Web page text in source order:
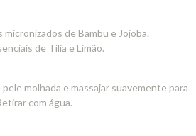
de Bambu e Jojoba.
de Tília e Limão.
molhada e massajar suavemente para
com água.